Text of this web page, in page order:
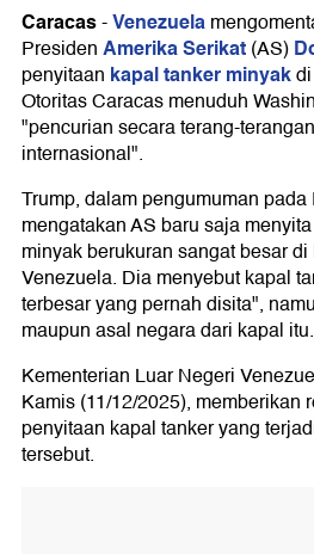
Caracas-Venezuela
PresidenAmerika Serikat(AS)
penyitaan kapal tanker minyak
Otoritas Caracas menuduh
"pencurian secara terang-
internasional".
Trump, dalam pengumuman pada
mengatakan AS baru saja
minyak berukuran sangat besar
Venezuela. Dia menyebut kapal
terbesar yang pernah disita",
maupun asal negara dari kapal itu.
Kementerian Luar Negeri
Kamis (11/12/2025), memberikan
penyitaan kapal tanker yang
tersebut.